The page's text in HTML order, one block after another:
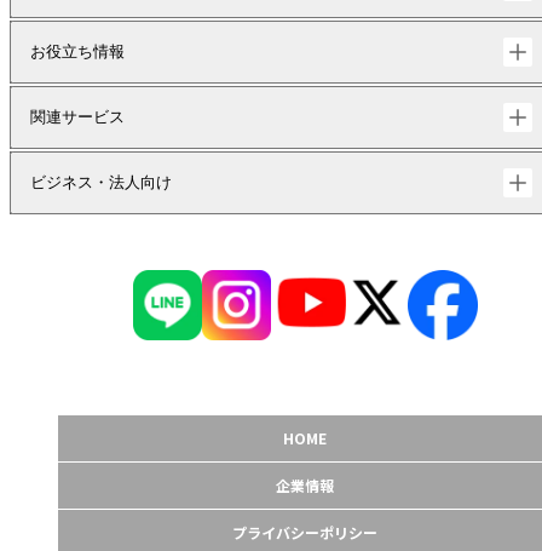
お役立ち情報
関連サービス
ビジネス・法人向け
HOME
企業情報
プライバシーポリシー